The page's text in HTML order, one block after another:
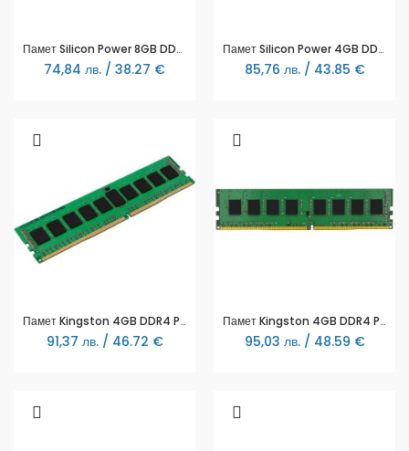
Памет Silicon Power 8GB DDR3L PC3-12800 1600MHz SP008GLLTU160N02
74,84 лв. / 38.27 €
Памет Silicon Power 4GB DDR4 2666MHz SP004GBLFU266X02
85,76 лв. / 43.85 €
Памет Kingston 4GB DDR4 PC4-21300 2666MHz CL19 KVR26N19S6/4
91,37 лв. / 46.72 €
Памет Kingston 4GB DDR4 PC4-25600 3200MHz CL22 KVR32N22S6/4
95,03 лв. / 48.59 €